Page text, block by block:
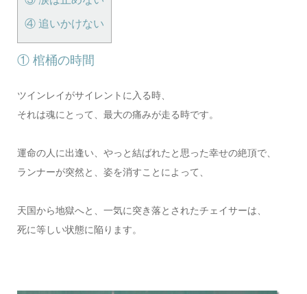
④ 追いかけない
① 棺桶の時間
ツインレイがサイレントに入る時、
それは魂にとって、最大の痛みが走る時です。
運命の人に出逢い、やっと結ばれたと思った幸せの絶頂で、
ランナーが突然と、姿を消すことによって、
天国から地獄へと、一気に突き落とされたチェイサーは、
死に等しい状態に陥ります。